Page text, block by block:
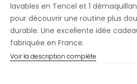
lavables en Tencel et 1
pour découvrir une routine plus
durable. Une excellente idée
fabriquée en France.
Voir la description complète